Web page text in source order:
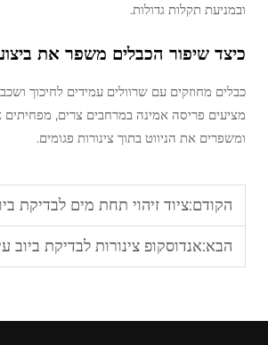
ובמניעת תקלות גדולות.
כיצד שיפור הכבלים משפר את
כבלים מחוזקים עם שרוולים עמידים לחיכוך
מציעים פריסה אמינה במרחבים צרים, מפחיתים
ומשפרים את הניווט בתוך צינורות פגומים.
הקודם:ציוד זיהוי תחת מים לבדיקת ביוב: נתונים
הבא:אנדוסקופ צינורות לבדיקת ביוב עירוני: תפעול